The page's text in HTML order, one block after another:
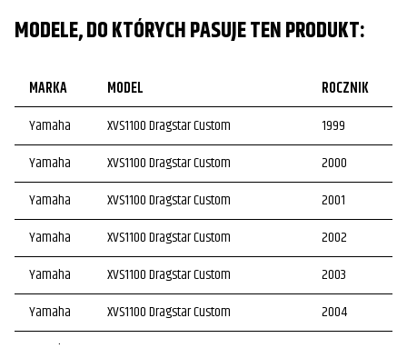
MODELE, DO KTÓRYCH PASUJE TEN PRODUKT:
MARKA MODEL
ROCZNIK
Yamaha
XVS1100 Dragstar Custom
1999
Yamaha
XVS1100 Dragstar Custom
2000
Yamaha
XVS1100 Dragstar Custom
2001
Yamaha
XVS1100 Dragstar Custom
2002
Yamaha
XVS1100 Dragstar Custom
2003
Yamaha
XVS1100 Dragstar Custom
2004